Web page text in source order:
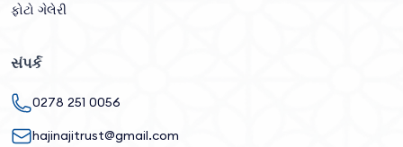
ફોટો ગેલેરી
સંપર્ક
0278 251 0056
hajinajitrust@gmail.com